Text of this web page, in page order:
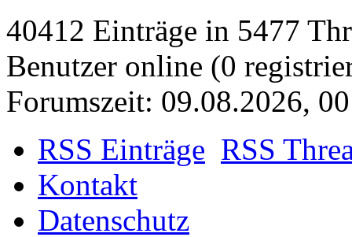
40412 Einträge in 5477
Benutzer online (0
Forumszeit: 09.08.2026,
RSS Einträge RSS
Kontakt
Datenschutz